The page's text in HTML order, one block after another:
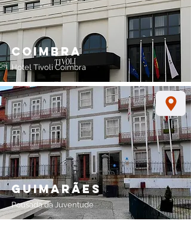
coimbra
Hotel Tivoli Coimbra
guimarães
Pousada da Juventude